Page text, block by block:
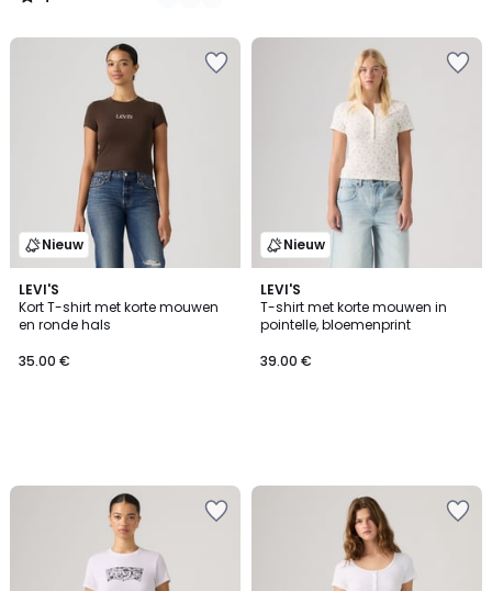
/
Nieuw
LEVI'S
Kort T-shirt met korte mouwen
en ronde hals
35.00 €
Nieuw
LEVI'S
T-shirt met korte mouwen in
pointelle, bloemenprint
39.00 €